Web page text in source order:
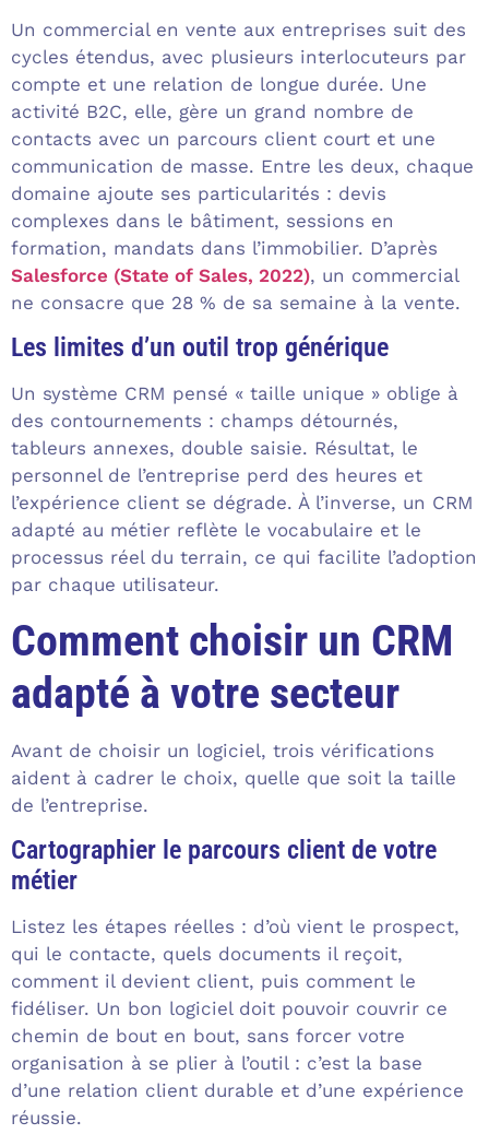
Un commercial en vente aux entreprises suit des
cycles étendus, avec plusieurs interlocuteurs par
compte et une relation de longue durée. Une
activité B2C, elle, gère un grand nombre de
contacts avec un parcours client court et une
communication de masse. Entre les deux, chaque
domaine ajoute ses particularités : devis
complexes dans le bâtiment, sessions en
formation, mandats dans l’immobilier. D’après
Salesforce (State of Sales, 2022), un commercial
ne consacre que 28 % de sa semaine à la vente.
Les limites d’un outil trop générique
Un système CRM pensé « taille unique » oblige à
des contournements : champs détournés,
tableurs annexes, double saisie. Résultat, le
personnel de l’entreprise perd des heures et
l’expérience client se dégrade. À l’inverse, un CRM
adapté au métier reflète le vocabulaire et le
processus réel du terrain, ce qui facilite l’adoption
par chaque utilisateur.
Comment choisir un CRM
adapté à votre secteur
Avant de choisir un logiciel, trois vérifications
aident à cadrer le choix, quelle que soit la taille
de l’entreprise.
Cartographier le parcours client de votre
métier
Listez les étapes réelles : d’où vient le prospect,
qui le contacte, quels documents il reçoit,
comment il devient client, puis comment le
fidéliser. Un bon logiciel doit pouvoir couvrir ce
chemin de bout en bout, sans forcer votre
organisation à se plier à l’outil : c’est la base
d’une relation client durable et d’une expérience
réussie.